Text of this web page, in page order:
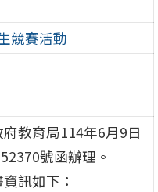
競賽活動
教育局114年6月9日
號函辦理。
訊如下：